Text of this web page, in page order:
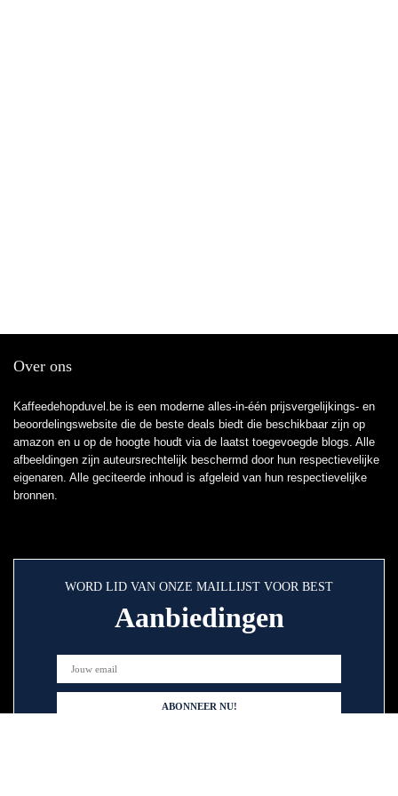
Over ons
Kaffeedehopduvel.be is een moderne alles-in-één prijsvergelijkings- en
beoordelingswebsite die de beste deals biedt die beschikbaar zijn op
amazon en u op de hoogte houdt via de laatst toegevoegde blogs. Alle
afbeeldingen zijn auteursrechtelijk beschermd door hun respectievelijke
eigenaren. Alle geciteerde inhoud is afgeleid van hun respectievelijke
bronnen.
WORD LID VAN ONZE MAILLIJST VOOR BEST
Aanbiedingen